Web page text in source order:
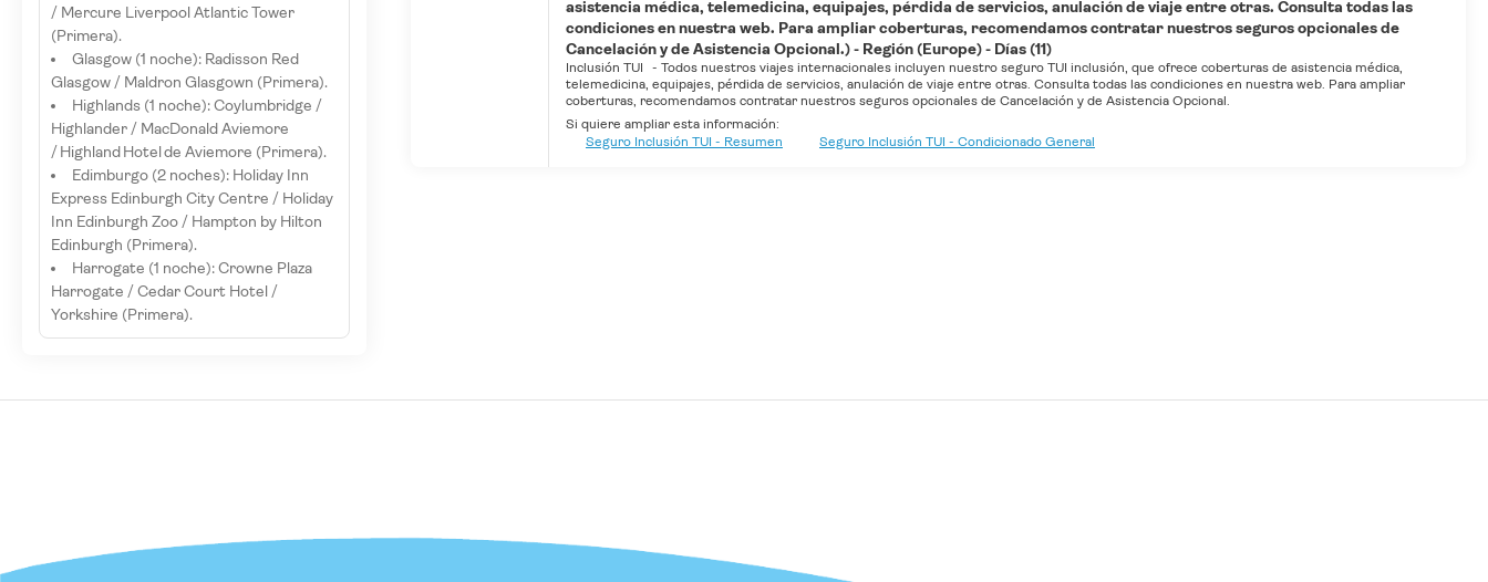
asistencia médica, telemedicina, equipajes, pérdida de servicios, anulación de viaje entre otras. Consulta todas las
condiciones en nuestra web. Para ampliar coberturas, recomendamos contratar nuestros seguros opcionales de
Cancelación y de Asistencia Opcional.) - Región (Europe) - Días (11)
Inclusión TUI - Todos nuestros viajes internacionales incluyen nuestro seguro TUI inclusión, que ofrece coberturas de asistencia médica,
telemedicina, equipajes, pérdida de servicios, anulación de viaje entre otras. Consulta todas las condiciones en nuestra web. Para ampliar
coberturas, recomendamos contratar nuestros seguros opcionales de Cancelación y de Asistencia Opcional.
Si quiere ampliar esta información:
Seguro Inclusión TUI - Resumen
Seguro Inclusión TUI - Condicionado General
/ Mercure Liverpool Atlantic Tower
(Primera).
Glasgow (1 noche): Radisson Red
Glasgow / Maldron Glasgown (Primera).
Highlands (1 noche): Coylumbridge /
Highlander / MacDonald Aviemore
/ Highland Hotel de Aviemore (Primera).
Edimburgo (2 noches): Holiday Inn
Express Edinburgh City Centre / Holiday
Inn Edinburgh Zoo / Hampton by Hilton
Edinburgh (Primera).
Harrogate (1 noche): Crowne Plaza
Harrogate / Cedar Court Hotel /
Yorkshire (Primera).